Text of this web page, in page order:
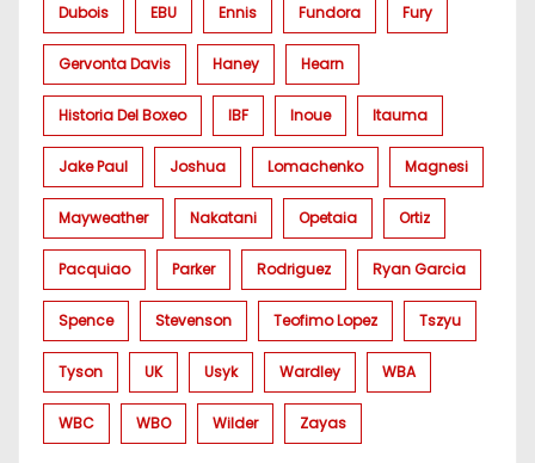
Dubois EBU Ennis Fundora Fury
Gervonta Davis Haney Hearn
Historia Del Boxeo IBF Inoue Itauma
Jake Paul Joshua Lomachenko Magnesi
Mayweather Nakatani Opetaia Ortiz
Pacquiao Parker Rodriguez Ryan Garcia
Spence Stevenson Teofimo Lopez Tszyu
Tyson UK Usyk Wardley WBA
WBC WBO Wilder Zayas